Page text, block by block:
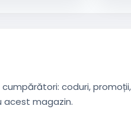
coduri,
magazin.